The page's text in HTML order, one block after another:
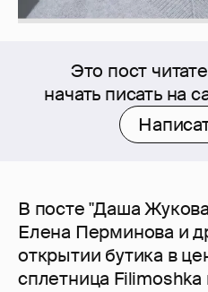
Это пост
начать писать на
В посте "Даша
Елена Перминова и
открытии бутика в
сплетница Filimoshka